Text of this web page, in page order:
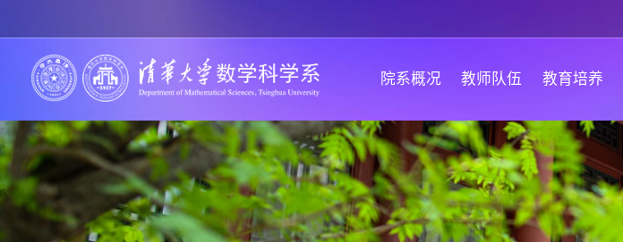
院系概况 教师队伍 教育培养